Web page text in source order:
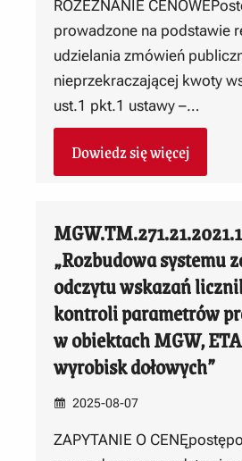
ROZEZNANIE
prowadzone na podstawie
udzielania zmówień
nieprzekraczającej kwoty
ust.1 pkt.1 ustawy –…
Dowiedz się więcej
„Rozbudowa systemu
odczytu wskazań
kontroli parametrów
w obiektach MGW,
wyrobisk dołowych”
2025-08-07
ZAPYTANIE O